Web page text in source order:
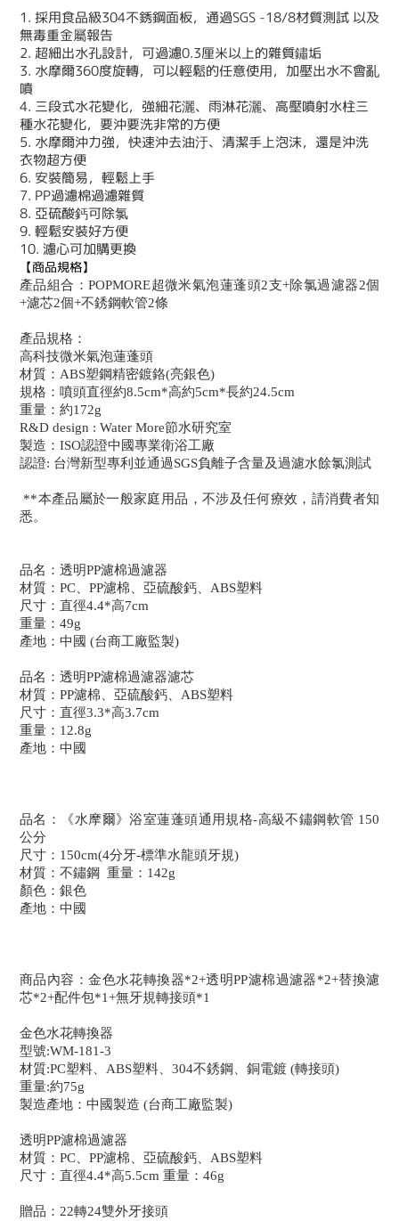
1. 採用食品級304不銹鋼面板，通過SGS -18/8材質測試 以及
無毒重金屬報告
2. 超細出水孔設計，可過濾0.3厘米以上的雜質鏽垢
3. 水摩爾360度旋轉，可以輕鬆的任意使用，加壓出水不會亂
噴
4. 三段式水花變化，強細花灑、雨淋花灑、高壓噴射水柱三
種水花變化，要沖要洗非常的方便
5. 水摩爾沖力強，快速沖去油汙、清潔手上泡沫，還是沖洗
衣物超方便
6. 安裝簡易，輕鬆上手
7. PP過濾棉過濾雜質
8. 亞硫酸鈣可除氯
9. 輕鬆安裝好方便
10. 濾心可加購更換
【商品規格】
產品組合：POPMORE超微米氣泡蓮蓬頭2支+除氯過濾器2個
+濾芯2個+不銹鋼軟管2條
產品規格：
高科技微米氣泡蓮蓬頭
材質：ABS塑鋼精密鍍鉻(亮銀色)
規格：噴頭直徑約8.5cm*高約5cm*長約24.5cm
重量：約172g
R&D design : Water More節水研究室
製造：ISO認證中國專業衛浴工廠
認證: 台灣新型專利並通過SGS負離子含量及過濾水餘氯測試
**本產品屬於一般家庭用品，不涉及任何療效，請消費者知
悉。
品名：透明PP濾棉過濾器
材質：PC、PP濾棉、亞硫酸鈣、ABS塑料
尺寸：直徑4.4*高7cm
重量：49g
產地：中國 (台商工廠監製)
品名：透明PP濾棉過濾器濾芯
材質：PP濾棉、亞硫酸鈣、ABS塑料
尺寸：直徑3.3*高3.7cm
重量：12.8g
產地：中國
品名：《水摩爾》浴室蓮蓬頭通用規格-高級不鏽鋼軟管 150
公分
尺寸：150cm(4分牙-標準水龍頭牙規)
材質：不鏽鋼 重量：142g
顏色：銀色
產地：中國
商品內容：金色水花轉換器*2+透明PP濾棉過濾器*2+替換濾
芯*2+配件包*1+無牙規轉接頭*1
金色水花轉換器
型號:WM-181-3
材質:PC塑料、ABS塑料、304不銹鋼、銅電鍍 (轉接頭)
重量:約75g
製造產地：中國製造 (台商工廠監製)
透明PP濾棉過濾器
材質：PC、PP濾棉、亞硫酸鈣、ABS塑料
尺寸：直徑4.4*高5.5cm 重量：46g
贈品：22轉24雙外牙接頭